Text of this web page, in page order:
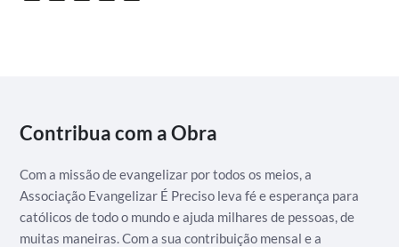
Contribua com a Obra
Com a missão de evangelizar por todos os meios, a
Associação Evangelizar É Preciso leva fé e esperança para
católicos de todo o mundo e ajuda milhares de pessoas, de
muitas maneiras. Com a sua contribuição mensal e a